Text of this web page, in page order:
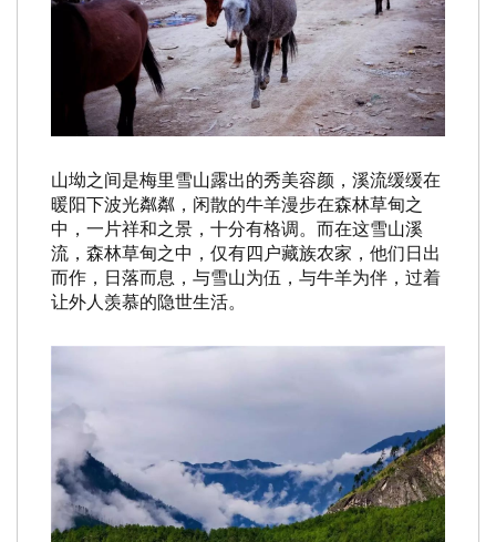
山坳之间是梅里雪山露出的秀美容颜，溪流缓缓在
暖阳下波光粼粼，闲散的牛羊漫步在森林草甸之
中，一片祥和之景，十分有格调。而在这雪山溪
流，森林草甸之中，仅有四户藏族农家，他们日出
而作，日落而息，与雪山为伍，与牛羊为伴，过着
让外人羡慕的隐世生活。